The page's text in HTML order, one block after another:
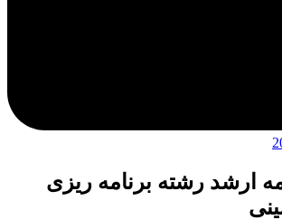
ارشد رشته برنامه ریزی